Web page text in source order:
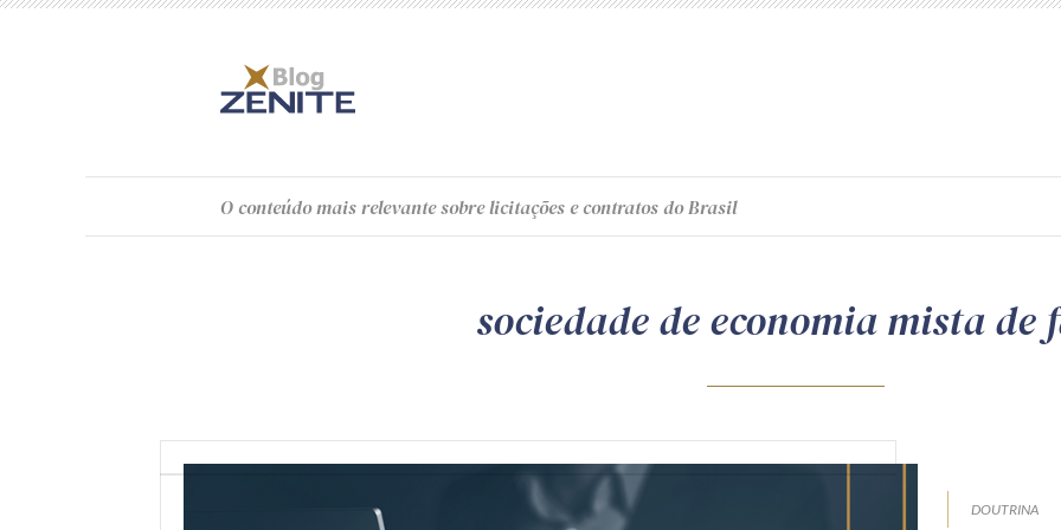
O conteúdomais relevante sobre licitações e contratos do Brasil
sociedade de economia mista de
DOUTRINA